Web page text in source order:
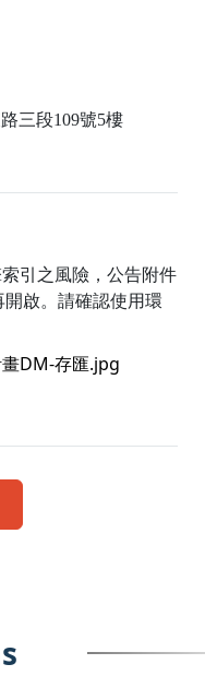
三段109號5樓
引之風險，公告附件
啟。請確認使用環
DM-存匯.jpg